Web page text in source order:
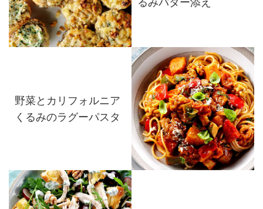
野菜とカリフォルニア
くるみのラグーパスタ